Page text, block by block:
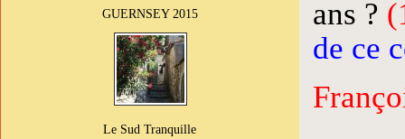
GUERNSEY 2015
Le Sud Tranquille
ans ?
de ce